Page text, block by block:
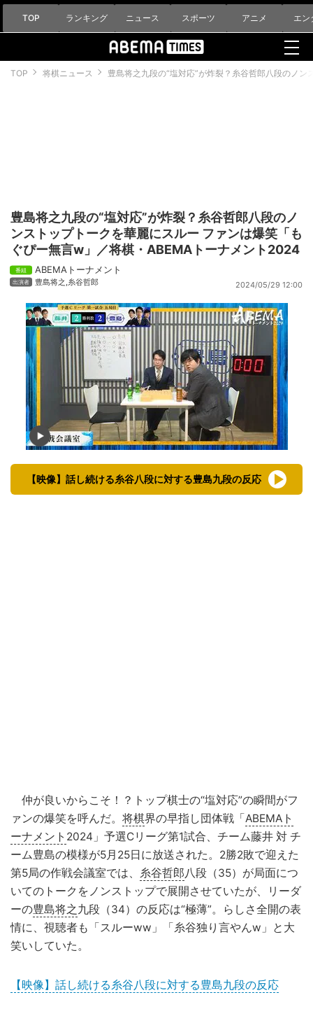
TOP ランキング ニュース スポーツ アニメ エン
TOP 将棋ニュース 豊島将之九段の“塩対応”が炸裂？糸谷哲郎八段のノ
豊島将之九段の“塩対応”が炸裂？糸谷哲郎八段のノ
ンストップトークを華麗にスルー ファンは爆笑「も
ぐぴー無言w」／将棋・ABEMAトーナメント2024
ABEMAトーナメント
豊島将之 糸谷哲郎 2024/05/29 12:00
【映像】話し続ける糸谷八段に対する豊島九段の反応
仲が良いからこそ！？トップ棋士の“塩対応”の瞬間がフ
ァンの爆笑を呼んだ。 将棋界の早指し団体戦「ABEMAト
ーナメント 2024」予選Cリーグ第1試合、チーム藤井 対 チ
ーム豊島の模様が5月25日に放送された。2勝2敗で迎えた
第5局の作戦会議室では、
糸谷哲郎八段（35）が局面につ
いてのトークをノンストップで展開させていたが、リーダ
ーの豊島将之九段（34）の反応は“極薄”。らしさ全開の表
情に、視聴者も「スルーww」「糸谷独り言やんw」と大
笑いしていた。
【映像】話し続ける糸谷八段に対する豊島九段の反応